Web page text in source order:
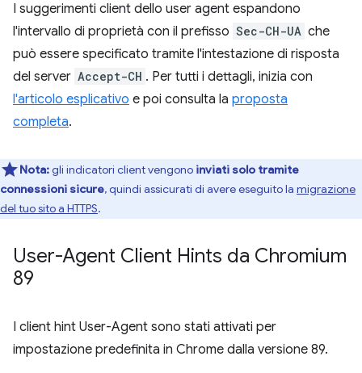
I suggerimenti client dello user agent espandono
l'intervallo di proprietà con il prefisso Sec-CH-UA che
può essere specificato tramite l'intestazione di risposta
del server Accept-CH . Per tutti i dettagli, inizia con
l'articolo esplicativo e poi consulta la proposta
completa.
Nota:gli indicatori client vengono inviati solo tramite
connessioni sicure, quindi assicurati di avere eseguito la migrazione
del tuo sito a HTTPS.
User-Agent Client Hints da Chromium
89
I client hint User-Agent sono stati attivati per
impostazione predefinita in Chrome dalla versione 89.